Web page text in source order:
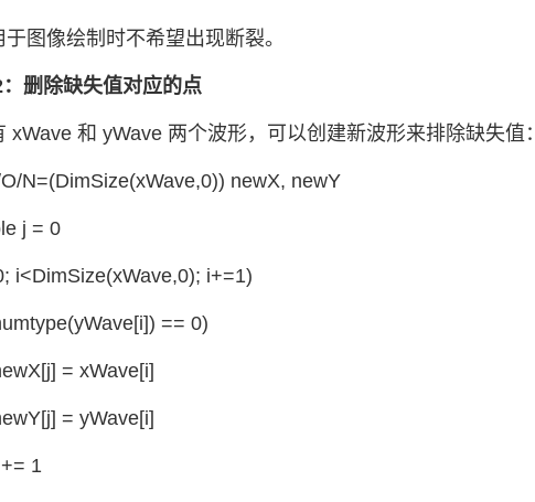
图像绘制时不希望出现断裂。
删除缺失值对应的点
xWave 和 yWave 两个波形，可以创建新波形来排除缺失值：
N=(DimSize(xWave,0)) newX, newY
j = 0
i<DimSize(xWave,0); i+=1)
== 0)
= xWave[i]
= yWave[i]
1